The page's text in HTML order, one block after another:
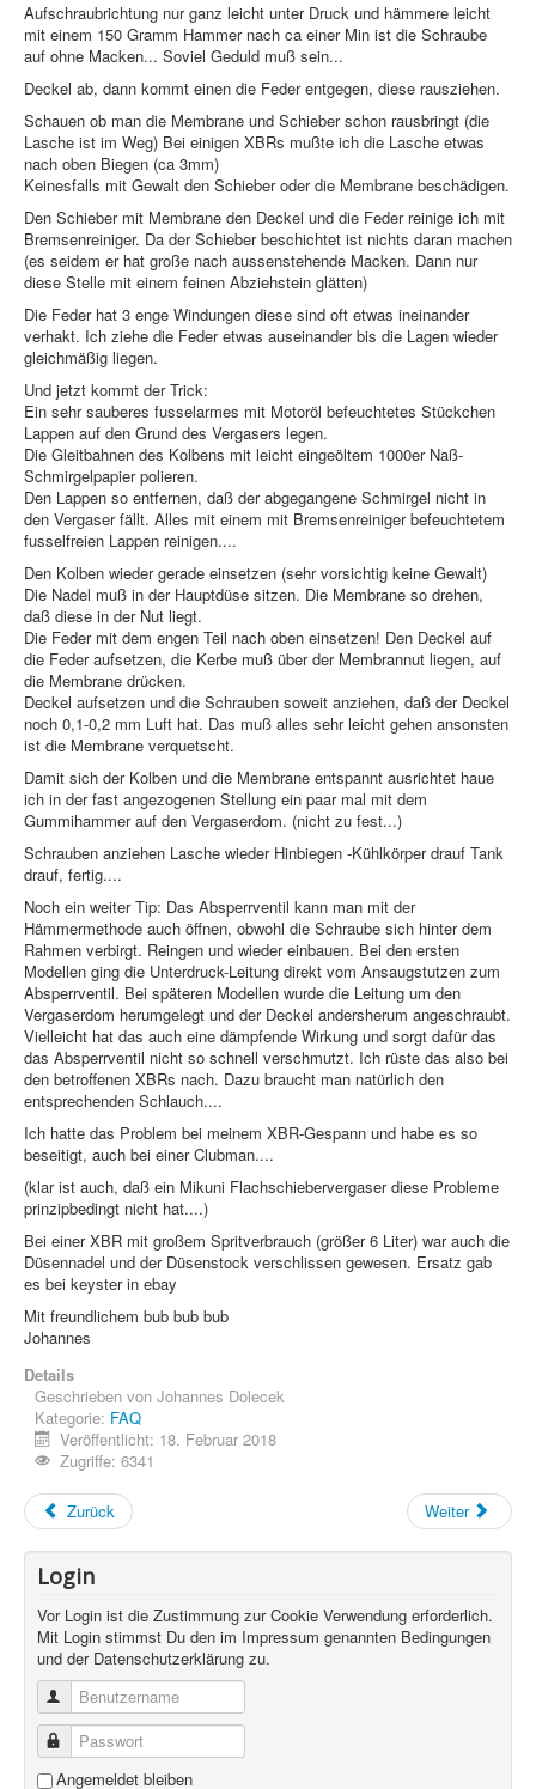
Aufschraubrichtung nur ganz leicht unter Druck und hämmere leicht
mit einem 150 Gramm Hammer nach ca einer Min ist die Schraube
auf ohne Macken... Soviel Geduld muß sein...
Deckel ab, dann kommt einen die Feder entgegen, diese rausziehen.
Schauen ob man die Membrane und Schieber schon rausbringt (die
Lasche ist im Weg) Bei einigen XBRs mußte ich die Lasche etwas
nach oben Biegen (ca 3mm)
Keinesfalls mit Gewalt den Schieber oder die Membrane beschädigen.
Den Schieber mit Membrane den Deckel und die Feder reinige ich mit
Bremsenreiniger. Da der Schieber beschichtet ist nichts daran machen
(es seidem er hat große nach aussenstehende Macken. Dann nur
diese Stelle mit einem feinen Abziehstein glätten)
Die Feder hat 3 enge Windungen diese sind oft etwas ineinander
verhakt. Ich ziehe die Feder etwas auseinander bis die Lagen wieder
gleichmäßig liegen.
Und jetzt kommt der Trick:
Ein sehr sauberes fusselarmes mit Motoröl befeuchtetes Stückchen
Lappen auf den Grund des Vergasers legen.
Die Gleitbahnen des Kolbens mit leicht eingeöltem 1000er Naß-
Schmirgelpapier polieren.
Den Lappen so entfernen, daß der abgegangene Schmirgel nicht in
den Vergaser fällt. Alles mit einem mit Bremsenreiniger befeuchtetem
fusselfreien Lappen reinigen....
Den Kolben wieder gerade einsetzen (sehr vorsichtig keine Gewalt)
Die Nadel muß in der Hauptdüse sitzen. Die Membrane so drehen,
daß diese in der Nut liegt.
Die Feder mit dem engen Teil nach oben einsetzen! Den Deckel auf
die Feder aufsetzen, die Kerbe muß über der Membrannut liegen, auf
die Membrane drücken.
Deckel aufsetzen und die Schrauben soweit anziehen, daß der Deckel
noch 0,1-0,2 mm Luft hat. Das muß alles sehr leicht gehen ansonsten
ist die Membrane verquetscht.
Damit sich der Kolben und die Membrane entspannt ausrichtet haue
ich in der fast angezogenen Stellung ein paar mal mit dem
Gummihammer auf den Vergaserdom. (nicht zu fest...)
Schrauben anziehen Lasche wieder Hinbiegen -Kühlkörper drauf Tank
drauf, fertig....
Noch ein weiter Tip: Das Absperrventil kann man mit der
Hämmermethode auch öffnen, obwohl die Schraube sich hinter dem
Rahmen verbirgt. Reingen und wieder einbauen. Bei den ersten
Modellen ging die Unterdruck-Leitung direkt vom Ansaugstutzen zum
Absperrventil. Bei späteren Modellen wurde die Leitung um den
Vergaserdom herumgelegt und der Deckel andersherum angeschraubt.
Vielleicht hat das auch eine dämpfende Wirkung und sorgt dafür das
das Absperrventil nicht so schnell verschmutzt. Ich rüste das also bei
den betroffenen XBRs nach. Dazu braucht man natürlich den
entsprechenden Schlauch....
Ich hatte das Problem bei meinem XBR-Gespann und habe es so
beseitigt, auch bei einer Clubman....
(klar ist auch, daß ein Mikuni Flachschiebervergaser diese Probleme
prinzipbedingt nicht hat....)
Bei einer XBR mit großem Spritverbrauch (größer 6 Liter) war auch die
Düsennadel und der Düsenstock verschlissen gewesen. Ersatz gab
es bei keyster in ebay
Mit freundlichem bub bub bub
Johannes
Details
Geschrieben von Johannes Dolecek
Kategorie: FAQ
Veröffentlicht: 18. Februar 2018
Zugriffe: 6341
Zurück Weiter
Login
Vor Login ist die Zustimmung zur Cookie Verwendung erforderlich.
Mit Login stimmst Du den im Impressum genannten Bedingungen
und der Datenschutzerklärung zu.
Benutzername
Passwort
Angemeldet bleiben